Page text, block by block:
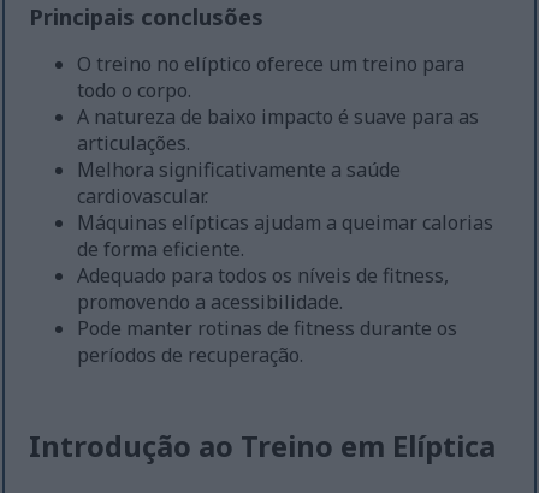
Principais conclusões
O treino no elíptico oferece um treino para
todo o corpo.
A natureza de baixo impacto é suave para as
articulações.
Melhora significativamente a saúde
cardiovascular.
Máquinas elípticas ajudam a queimar calorias
de forma eficiente.
Adequado para todos os níveis de fitness,
promovendo a acessibilidade.
Pode manter rotinas de fitness durante os
períodos de recuperação.
Introdução ao Treino em Elíptica